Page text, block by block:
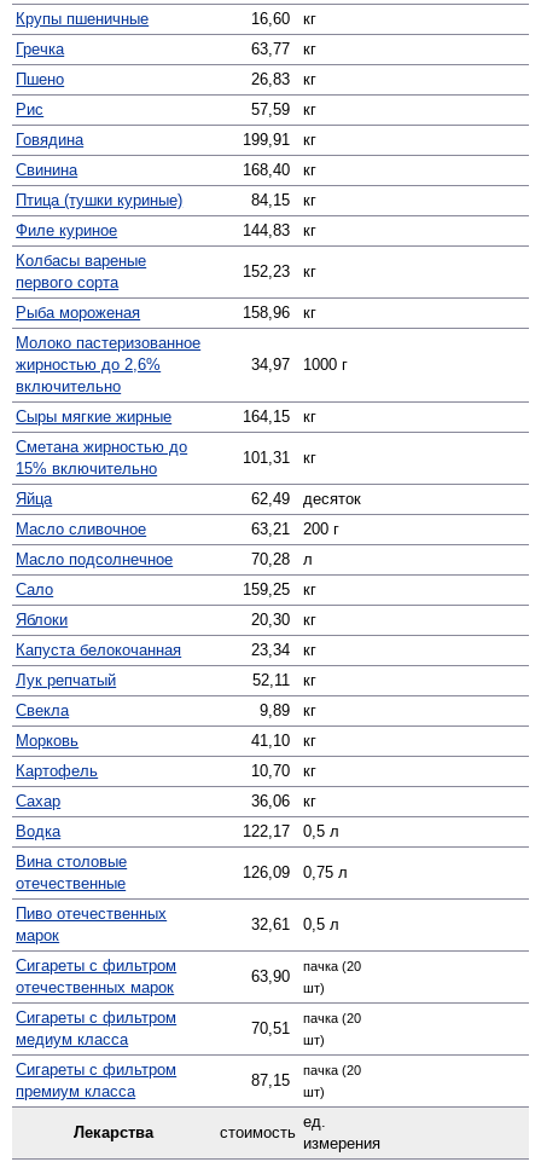
Крупы пшеничные
16,60
кг
Гречка
63,77
кг
Пшено
26,83
кг
Рис
57,59
кг
Говядина
199,91
кг
Свинина
168,40
кг
Птица (тушки куриные)
84,15
кг
Филе куриное
144,83
кг
Колбасы вареные
первого сорта
152,23 кг
Рыба мороженая 158,96
кг
Молоко пастеризованное
жирностью до 2,6%
включительно
34,97 1000 г
Сыры мягкие жирные 164,15
кг
Сметана жирностью до
15% включительно
101,31 кг
Яйца 62,49
десяток
Масло сливочное
63,21
200 г
Масло подсолнечное
70,28
л
Сало
159,25
кг
Яблоки
20,30
кг
Капуста белокочанная
23,34
кг
Лук репчатый
52,11
кг
Свекла
9,89
кг
Морковь
41,10
кг
Картофель
10,70
кг
Сахар
36,06
кг
Водка
122,17
0,5 л
Вина столовые
отечественные
126,09 0,75 л
Пиво отечественных
марок
32,61 0,5 л
Сигареты с фильтром
отечественных марок
63,90
пачка (20
шт)
Сигареты с фильтром
медиум класса
70,51
пачка (20
шт)
Сигареты с фильтром
премиум класса
87,15
пачка (20
шт)
Лекарства стоимость
ед.
измерения